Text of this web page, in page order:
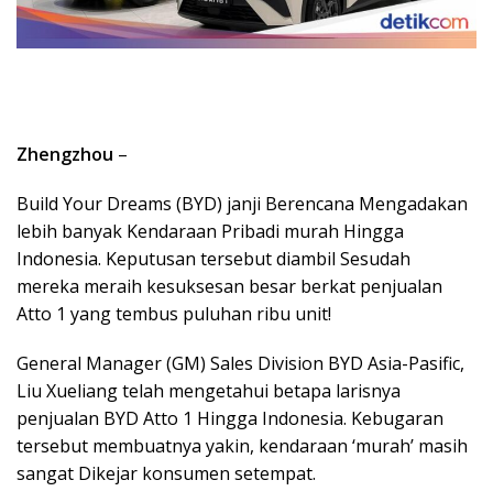
Zhengzhou –
Build Your Dreams (BYD) janji Berencana Mengadakan
lebih banyak Kendaraan Pribadi murah Hingga
Indonesia. Keputusan tersebut diambil Sesudah
mereka meraih kesuksesan besar berkat penjualan
Atto 1 yang tembus puluhan ribu unit!
General Manager (GM) Sales Division BYD Asia-Pasific,
Liu Xueliang telah mengetahui betapa larisnya
penjualan BYD Atto 1 Hingga Indonesia. Kebugaran
tersebut membuatnya yakin, kendaraan ‘murah’ masih
sangat Dikejar konsumen setempat.